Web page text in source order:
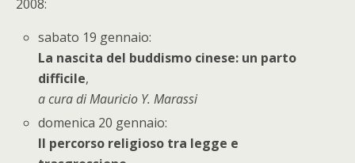
2008:
sabato 19 gennaio:
La nascita del buddismo cinese: un parto
difficile,
a cura di Mauricio Y. Marassi
domenica 20 gennaio:
Il percorso religioso tra legge e